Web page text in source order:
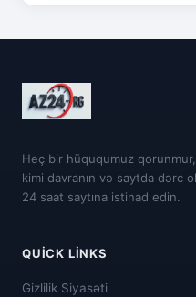
Heç bir hüququmuz
kimi davranın və saytda dərc
24 saat saytına istinad edin.
QUICK LINKS
Gizlilik Siyasəti